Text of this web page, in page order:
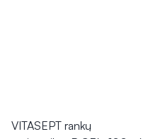
VITASEPT rankų